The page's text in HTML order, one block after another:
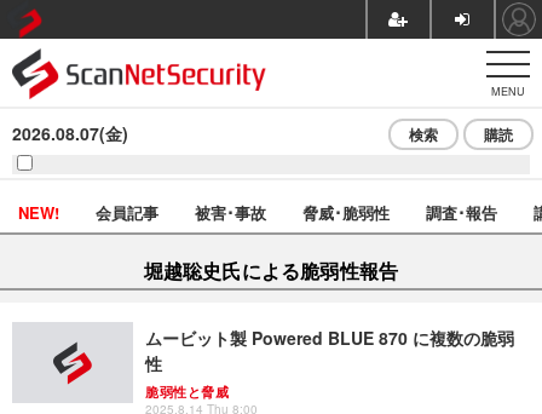
MENU
2026.08.07(金) 検索 購読
NEW! 会員記事 被害･事故 脅威･脆弱性 調査･報告
堀越聡史氏による脆弱性報告
ムービット製 Powered BLUE 870 に複数の脆弱
性
脆弱性と脅威
2025.8.14 Thu 8:00